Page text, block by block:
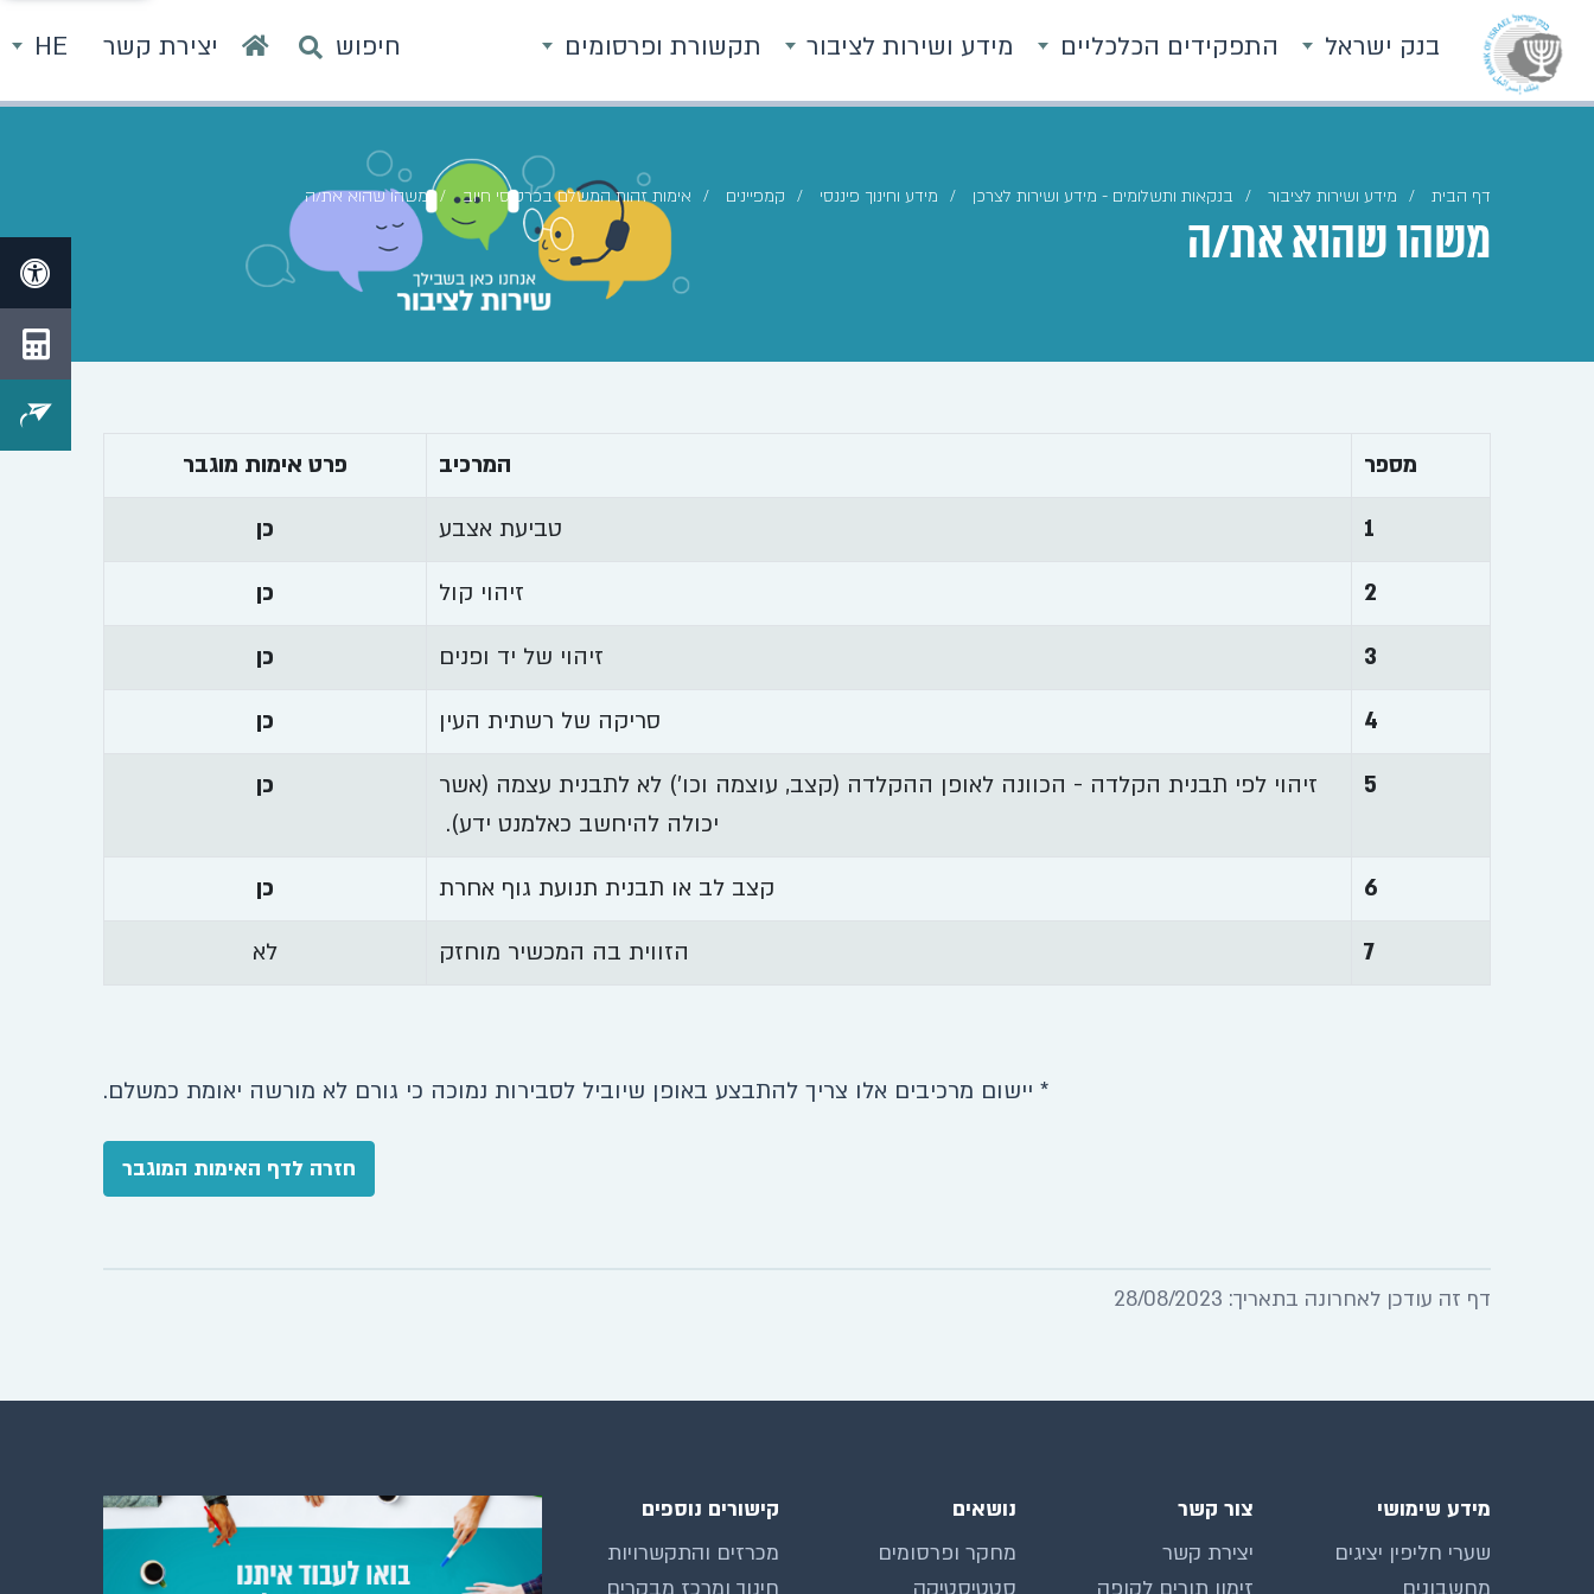
בנק ישראל התפקידים הכלכליים מידע ושירות לציבור תקשורת ופרסומים חיפוש יצירת קשר HE
דף הבית מידע ושירות לציבור בנקאות ותשלומים - מידע ושירות לצרכן מידע וחינוך פיננסי קמפיינים אימות זהות המשלם בכרטיסי חיוב משהו שהוא את/ה
משהו שהוא את/ה
מספר המרכיב פרט אימות מוגבר
1 טביעת אצבע כן
2 זיהוי קול כן
3 זיהוי של יד ופנים כן
4 סריקה של רשתית העין כן
5
זיהוי לפי תבנית הקלדה - הכוונה לאופן ההקלדה (קצב, עוצמה וכו') לא לתבנית עצמה (אשר
יכולה להיחשב כאלמנט ידע).
כן
6 קצב לב או תבנית תנועת גוף אחרת כן
7 הזווית בה המכשיר מוחזק לא
* יישום מרכיבים אלו צריך להתבצע באופן שיוביל לסבירות נמוכה כי גורם לא מורשה יאומת כמשלם.
חזרה לדף האימות המוגבר
דף זה עודכן לאחרונה בתאריך: 28/08/2023
מידע שימושי
שערי חליפין יציגים
צור קשר
יצירת קשר
נושאים
מחקר ופרסומים
קישורים נוספים
מכרזים והתקשרויות